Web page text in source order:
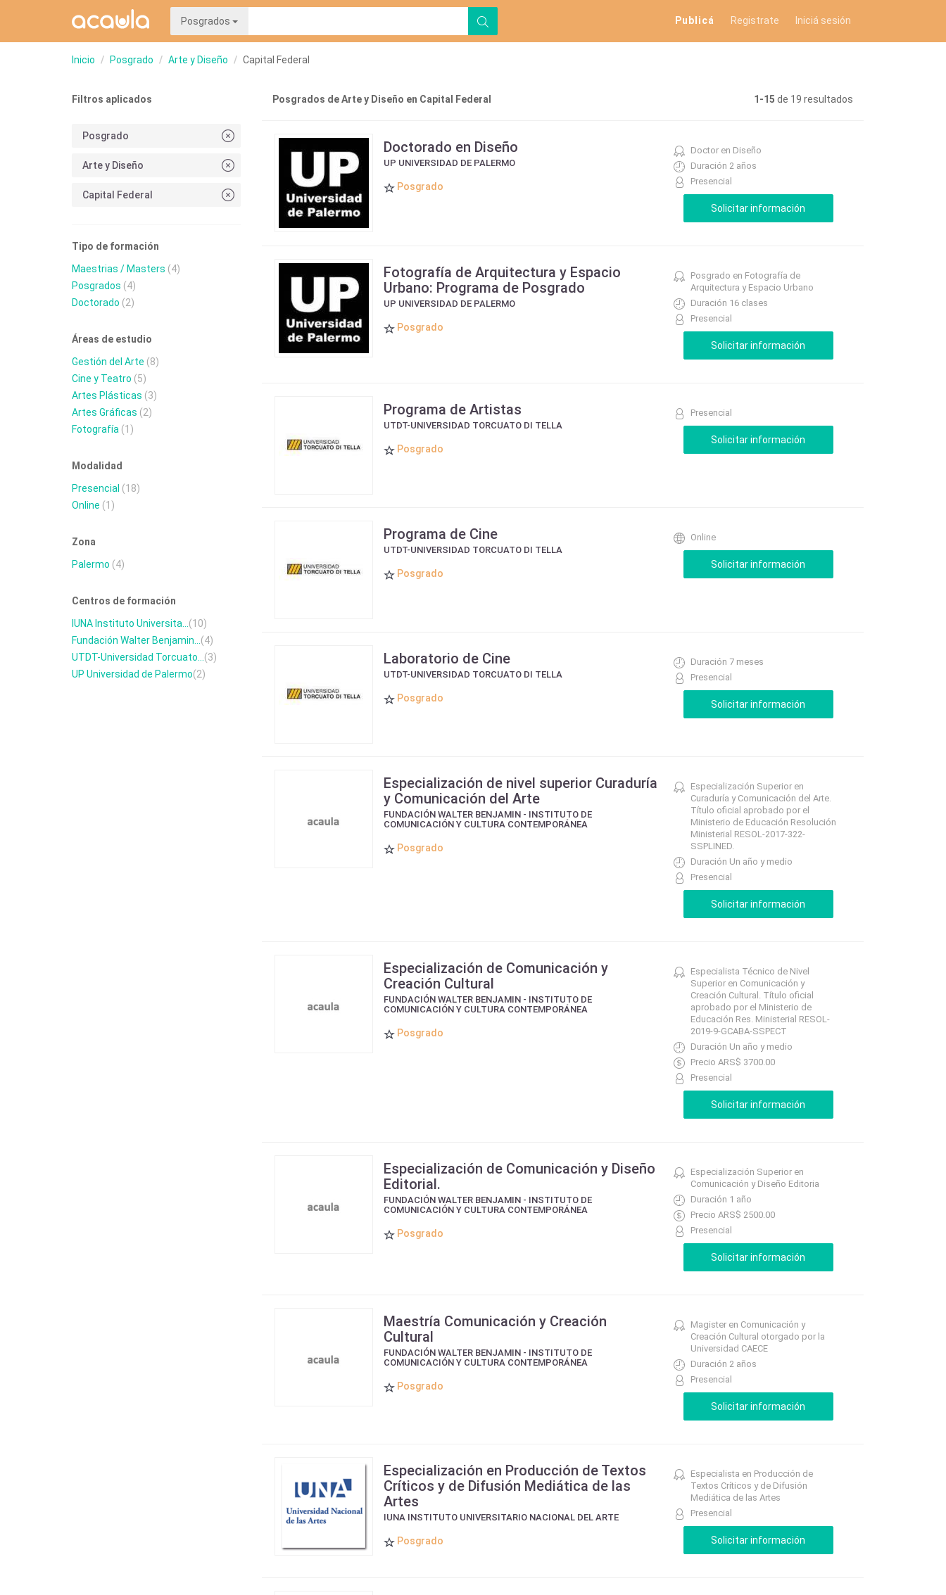
Posgrados Publicá Registrate Iniciá sesión
Inicio Posgrado Arte y Diseño Capital Federal
Filtros aplicados
Posgrado
Arte y Diseño
Capital Federal
Tipo de formación
Maestrias / Masters (4)
Posgrados (4)
Doctorado (2)
Áreas de estudio
Gestión del Arte (8)
Cine y Teatro (5)
Artes Plásticas (3)
Artes Gráficas (2)
Fotografía (1)
Modalidad
Presencial (18)
Online (1)
Zona
Palermo (4)
Centros de formación
IUNA Instituto Universita... (10)
Fundación Walter Benjamin... (4)
UTDT-Universidad Torcuato... (3)
UP Universidad de Palermo(2)
Posgrados de Arte y Diseño en Capital Federal 1-15 de 19 resultados
Doctorado en Diseño
UP UNIVERSIDAD DE PALERMO
Posgrado
Doctor en Diseño
Duración 2 años
Presencial
Fotografía de Arquitectura y Espacio
Urbano: Programa de Posgrado
UP UNIVERSIDAD DE PALERMO
Posgrado
Posgrado en Fotografía de
Arquitectura y Espacio Urbano
Duración 16 clases
Presencial
Programa de Artistas
UTDT-UNIVERSIDAD TORCUATO DI TELLA
Posgrado
Presencial
Programa de Cine
UTDT-UNIVERSIDAD TORCUATO DI TELLA
Posgrado
Online
Laboratorio de Cine
UTDT-UNIVERSIDAD TORCUATO DI TELLA
Posgrado
Duración 7 meses
Presencial
Especialización de nivel superior Curaduría
y Comunicación del Arte
FUNDACIÓN WALTER BENJAMIN - INSTITUTO DE
COMUNICACIÓN Y CULTURA CONTEMPORÁNEA
Posgrado
Especialización Superior en
Curaduría y Comunicación del Arte.
Título oficial aprobado por el
Ministerio de Educación Resolución
Ministerial RESOL-2017-322-
SSPLINED.
Duración Un año y medio
Presencial
Especialización de Comunicación y
Creación Cultural
FUNDACIÓN WALTER BENJAMIN - INSTITUTO DE
COMUNICACIÓN Y CULTURA CONTEMPORÁNEA
Posgrado
Especialista Técnico de Nivel
Superior en Comunicación y
Creación Cultural. Título oficial
aprobado por el Ministerio de
Educación Res. Ministerial RESOL-
2019-9-GCABA-SSPECT
Duración Un año y medio
Precio ARS$ 3700.00
Presencial
Especialización de Comunicación y Diseño
Editorial.
FUNDACIÓN WALTER BENJAMIN - INSTITUTO DE
COMUNICACIÓN Y CULTURA CONTEMPORÁNEA
Posgrado
Especialización Superior en
Comunicación y Diseño Editoria
Duración 1 año
Precio ARS$ 2500.00
Presencial
Maestría Comunicación y Creación
Cultural
FUNDACIÓN WALTER BENJAMIN - INSTITUTO DE
COMUNICACIÓN Y CULTURA CONTEMPORÁNEA
Posgrado
Magister en Comunicación y
Creación Cultural otorgado por la
Universidad CAECE
Duración 2 años
Presencial
Especialización en Producción de Textos
Críticos y de Difusión Mediática de las
Artes
IUNA INSTITUTO UNIVERSITARIO NACIONAL DEL ARTE
Posgrado
Especialista en Producción de
Textos Críticos y de Difusión
Mediática de las Artes
Presencial